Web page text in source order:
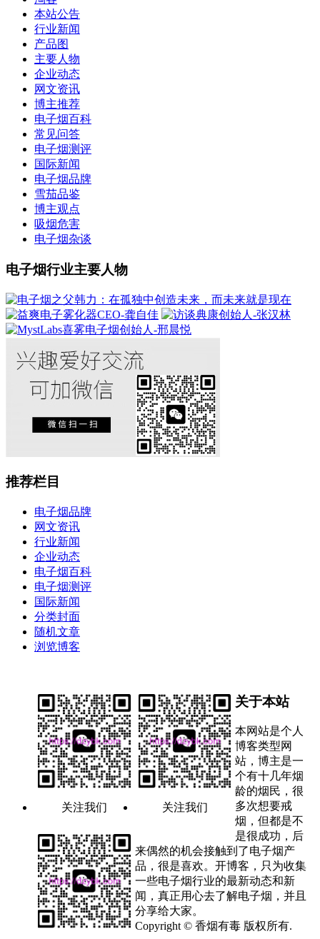
本站公告
行业新闻
产品图
主要人物
企业动态
网文资讯
博主推荐
电子烟百科
常见问答
电子烟测评
国际新闻
电子烟品牌
雪茄品鉴
博主观点
吸烟危害
电子烟杂谈
电子烟行业主要人物
推荐栏目
电子烟品牌
网文资讯
行业新闻
企业动态
电子烟百科
电子烟测评
国际新闻
分类封面
随机文章
浏览博客
关注我们 关注我们
关于本站
本网站是个人
博客类型网
站，博主是一
个有十几年烟
龄的烟民，很
多次想要戒
烟，但都是不
是很成功，后
来偶然的机会接触到了电子烟产
品，很是喜欢。开博客，只为收集
一些电子烟行业的最新动态和新
闻，真正用心去了解电子烟，并且
分享给大家。
Copyright © 香烟有毒 版权所有.